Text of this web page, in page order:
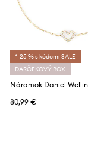
*-25 % s kódom: SALE
DARČEKOVÝ BOX
Náramok Daniel
80,99 €